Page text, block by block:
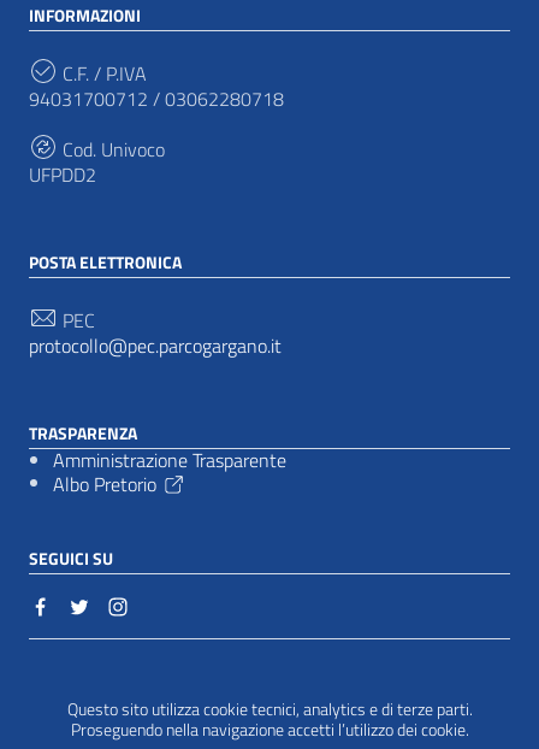
Questo sito utilizza cookie tecnici, analytics e di terze parti.
Proseguendo nella navigazione accetti l’utilizzo dei cookie.
INFORMAZIONI
C.F. / P.IVA
94031700712 / 03062280718
Cod. Univoco
UFPDD2
POSTA ELETTRONICA
PEC
protocollo@pec.parcogargano.it
TRASPARENZA
Amministrazione Trasparente
Albo Pretorio
SEGUICI SU